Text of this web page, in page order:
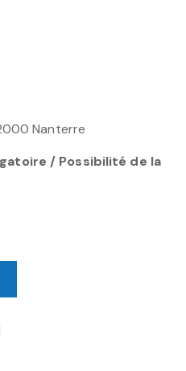
Nanterre
/ Possibilité de la